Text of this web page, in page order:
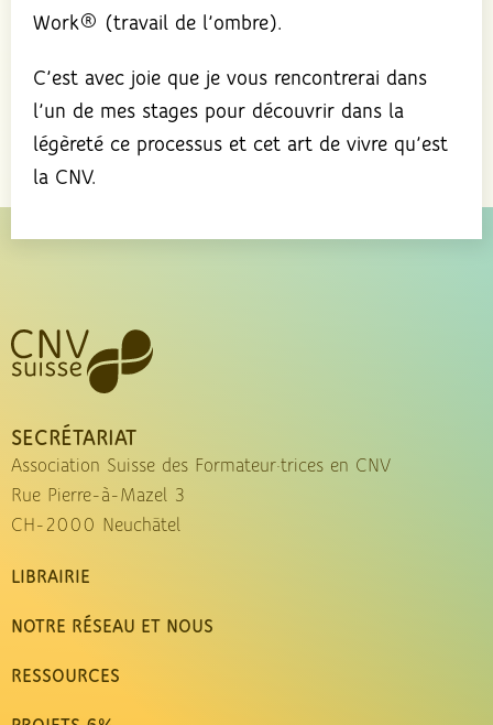
Work® (travail de l’ombre).
C’est avec joie que je vous rencontrerai dans
l’un de mes stages pour découvrir dans la
légèreté ce processus et cet art de vivre qu’est
la CNV.
SECRÉTARIAT
Association Suisse des Formateur·trices en CNV
Rue Pierre-à-Mazel 3
CH-2000 Neuchâtel
LIBRAIRIE
NOTRE RÉSEAU ET NOUS
RESSOURCES